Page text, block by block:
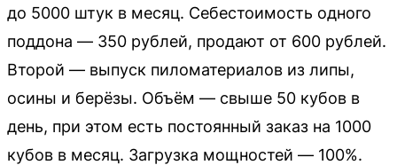
до 5000 штук в месяц. Себестоимость одного
поддона — 350 рублей, продают от 600 рублей.
Второй — выпуск пиломатериалов из липы,
осины и берёзы. Объём — свыше 50 кубов в
день, при этом есть постоянный заказ на 1000
кубов в месяц. Загрузка мощностей — 100%.